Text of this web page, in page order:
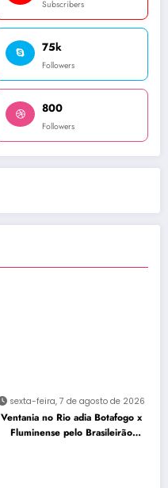
Subscribers
75k
Followers
800
Followers
sexta-feira, 7 de agosto de 2026
Ventania no Rio adia Botafogo x
Fluminense pelo Brasileirão